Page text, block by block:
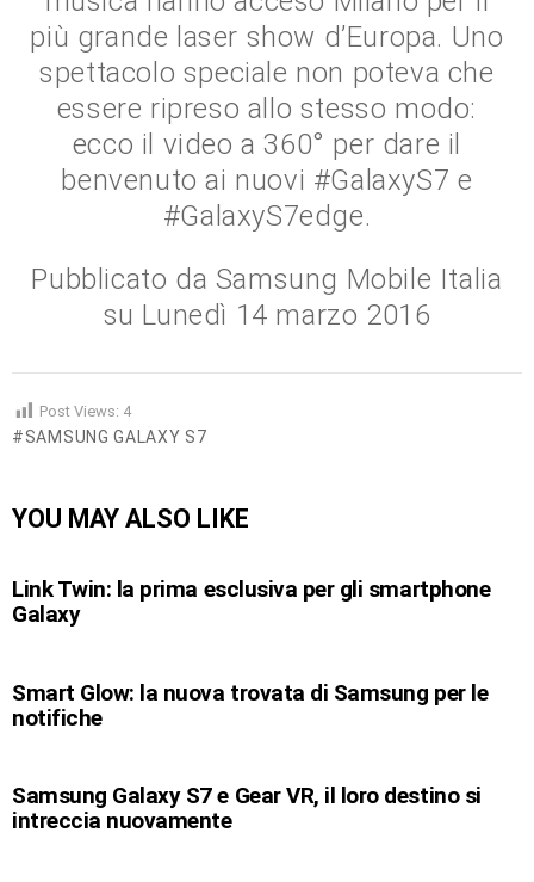
più grande laser show d’Europa. Uno
spettacolo speciale non poteva che
essere ripreso allo stesso modo:
ecco il video a 360° per dare il
benvenuto ai nuovi #GalaxyS7 e
#GalaxyS7edge.
Pubblicato da Samsung Mobile Italia
su Lunedì 14 marzo 2016
Post Views: 4
SAMSUNG GALAXY S7
YOU MAY ALSO LIKE
Link Twin: la prima esclusiva per gli smartphone
Galaxy
Smart Glow: la nuova trovata di Samsung per le
notifiche
Samsung Galaxy S7 e Gear VR, il loro destino si
intreccia nuovamente